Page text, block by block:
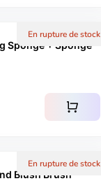
En rupture de stock
Sponge + Sponge
shopping_cart
En rupture de stock
Blush Brush